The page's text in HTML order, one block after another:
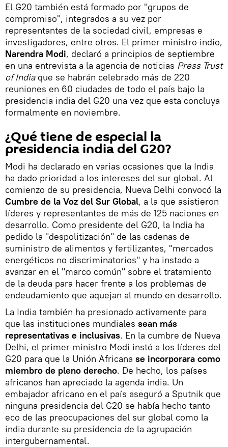
El G20 también está formado por "grupos de
compromiso", integrados a su vez por
representantes de la sociedad civil, empresas e
investigadores, entre otros. El primer ministro indio,
Narendra Modi, declaró a principios de septiembre
en una entrevista a la agencia de noticias Press Trust
of Indiaque se habrán celebrado más de 220
reuniones en 60 ciudades de todo el país bajo la
presidencia india del G20 una vez que esta concluya
formalmente en noviembre.
¿Qué tiene de especial la
presidencia india del G20?
Modi ha declarado en varias ocasiones que la India
ha dado prioridad a los intereses del sur global. Al
comienzo de su presidencia, Nueva Delhi convocó la
Cumbre de la Voz del Sur Global, a la que asistieron
líderes y representantes de más de 125 naciones en
desarrollo. Como presidente del G20, la India ha
pedido la "despolitización" de las cadenas de
suministro de alimentos y fertilizantes, "mercados
energéticos no discriminatorios" y ha instado a
avanzar en el "marco común" sobre el tratamiento
de la deuda para hacer frente a los problemas de
endeudamiento que aquejan al mundo en desarrollo.
La India también ha presionado activamente para
que las instituciones mundiales sean más
representativas e inclusivas. En la cumbre de Nueva
Delhi, el primer ministro Modi instó a los líderes del
G20 para que la Unión Africana se incorporara como
miembro de pleno derecho. De hecho, los países
africanos han apreciado la agenda india. Un
embajador africano en el país aseguró a Sputnik que
ninguna presidencia del G20 se había hecho tanto
eco de las preocupaciones del sur global como la
india durante su presidencia de la agrupación
intergubernamental.